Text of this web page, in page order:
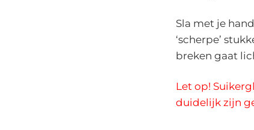
Sla met je
‘scherpe’
breken gaat
Let op!
duidelijk zijn